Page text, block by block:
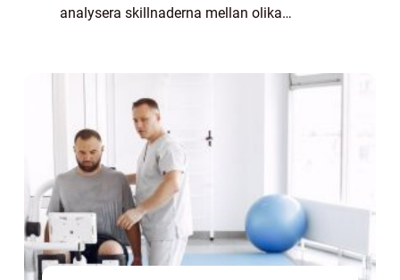
analysera skillnaderna mellan olika